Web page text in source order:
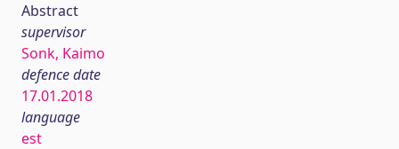
Abstract
supervisor
Sonk, Kaimo
defence date
17.01.2018
language
est